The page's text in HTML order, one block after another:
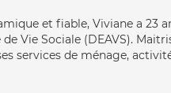
et fiable, Viviane a 23
Vie Sociale (DEAVS).
services de ménage,